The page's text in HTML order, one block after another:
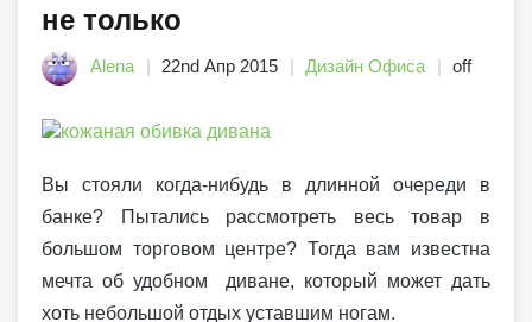
не только
Alena 22nd Апр 2015 Дизайн Офиса off
Вы стояли когда-нибудь в длинной очереди в
банке? Пытались рассмотреть весь товар в
большом торговом центре? Тогда вам известна
мечта об удобном диване, который может дать
хоть небольшой отдых уставшим ногам.